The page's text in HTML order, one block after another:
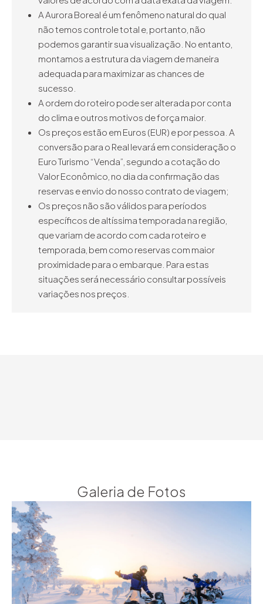
A Aurora Boreal é um fenômeno natural do qual
não temos controle total e, portanto, não
podemos garantir sua visualização. No entanto,
montamos a estrutura da viagem de maneira
adequada para maximizar as chances de
sucesso.
A ordem do roteiro pode ser alterada por conta
do clima e outros motivos de força maior.
Os preços estão em Euros (EUR) e por pessoa. A
conversão para o Real levará em consideração o
Euro Turismo “Venda”, segundo a cotação do
Valor Econômico, no dia da confirmação das
reservas e envio do nosso contrato de viagem;
Os preços não são válidos para períodos
específicos de altíssima temporada na região,
que variam de acordo com cada roteiro e
temporada, bem como reservas com maior
proximidade para o embarque. Para estas
situações será necessário consultar possíveis
variações nos preços.
Galeria de Fotos